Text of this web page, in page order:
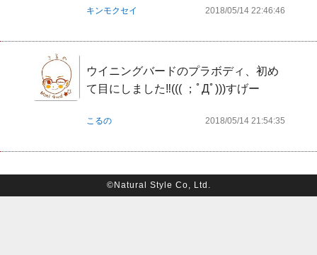
キンモクセイ 2018/05/14 22:46:46
ウイニングバードのプラボディ、初め
て目にしました‼️((( ；ﾟДﾟ)))すげー
こるの 2018/05/14 21:54:35
©Natural Style Co, Ltd.